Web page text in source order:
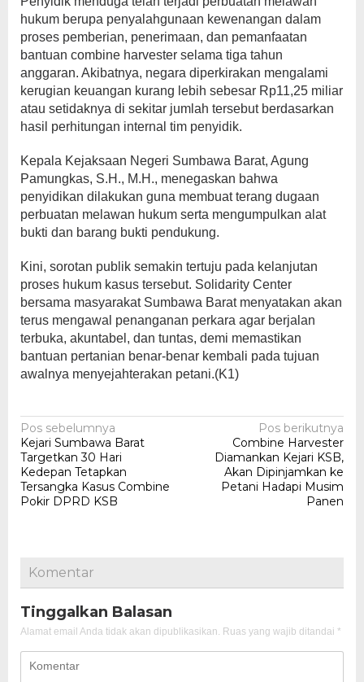
hukum berupa penyalahgunaan kewenangan dalam
proses pemberian, penerimaan, dan pemanfaatan
bantuan combine harvester selama tiga tahun
anggaran. Akibatnya, negara diperkirakan mengalami
kerugian keuangan kurang lebih sebesar Rp11,25 miliar
atau setidaknya di sekitar jumlah tersebut berdasarkan
hasil perhitungan internal tim penyidik.
Kepala Kejaksaan Negeri Sumbawa Barat, Agung
Pamungkas, S.H., M.H., menegaskan bahwa
penyidikan dilakukan guna membuat terang dugaan
perbuatan melawan hukum serta mengumpulkan alat
bukti dan barang bukti pendukung.
Kini, sorotan publik semakin tertuju pada kelanjutan
proses hukum kasus tersebut. Solidarity Center
bersama masyarakat Sumbawa Barat menyatakan akan
terus mengawal penanganan perkara agar berjalan
terbuka, akuntabel, dan tuntas, demi memastikan
bantuan pertanian benar-benar kembali pada tujuan
awalnya menyejahterakan petani.(K1)
Navigasi
pos
Pos sebelumnya
Kejari Sumbawa Barat
Targetkan 30 Hari
Kedepan Tetapkan
Tersangka Kasus Combine
Pokir DPRD KSB
Pos berikutnya
Combine Harvester
Diamankan Kejari KSB,
Akan Dipinjamkan ke
Petani Hadapi Musim
Panen
Komentar
Tinggalkan Balasan
Alamat email Anda tidak akan dipublikasikan. Ruas yang wajib ditandai *